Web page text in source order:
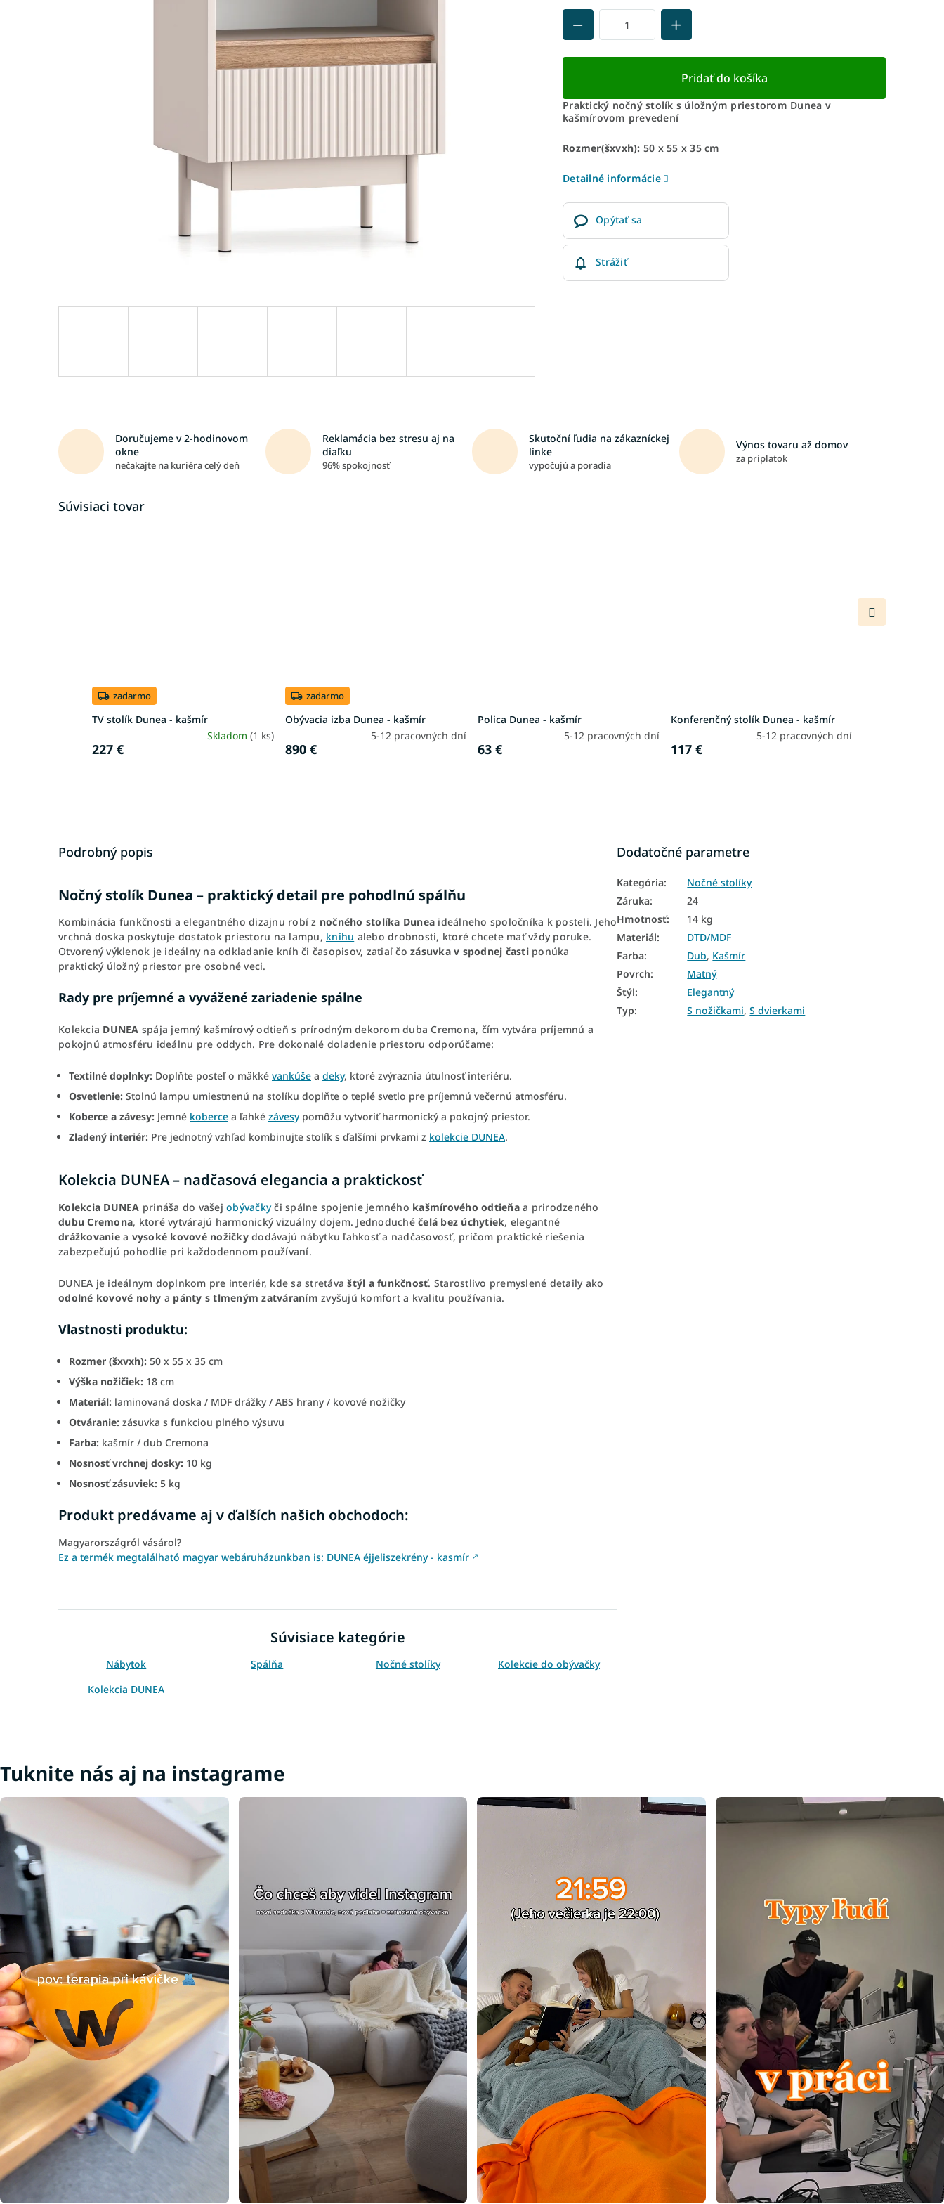
Pridať do košíka
Praktický nočný stolík s úložným priestorom Dunea v
kašmírovom prevedení
Rozmer(šxvxh): 50 x 55 x 35 cm
Detailné informácie
Opýtať sa
Strážiť
Doručujeme v 2-hodinovom
okne
nečakajte na kuriéra celý deň
Reklamácia bez stresu aj na
diaľku
96% spokojnosť
Skutoční ľudia na zákazníckej
linke
vypočujú a poradia
Výnos tovaru až domov
za príplatok
Súvisiaci tovar
zadarmo
TV stolík Dunea - kašmír
Skladom (1 ks)
227 €
zadarmo
Obývacia izba Dunea - kašmír
5-12 pracovných dní
890 €
Polica Dunea - kašmír
5-12 pracovných dní
63 €
Konferenčný stolík Dunea - kašmír
5-12 pracovných dní
117 €
Ďalší
produkt
Podrobný popis
Nočný stolík Dunea – praktický detail pre pohodlnú spálňu
Kombinácia funkčnosti a elegantného dizajnu robí z nočného stolíka Dunea ideálneho spoločníka k posteli. Jeho
vrchná doska poskytuje dostatok priestoru na lampu, knihu alebo drobnosti, ktoré chcete mať vždy poruke.
Otvorený výklenok je ideálny na odkladanie kníh či časopisov, zatiaľ čo zásuvka v spodnej častiponúka
praktický úložný priestor pre osobné veci.
Rady pre príjemné a vyvážené zariadenie spálne
Kolekcia DUNEA spája jemný kašmírový odtieň s prírodným dekorom duba Cremona, čím vytvára príjemnú a
pokojnú atmosféru ideálnu pre oddych. Pre dokonalé doladenie priestoru odporúčame:
Textilné doplnky: Doplňte posteľ o mäkké vankúše a deky, ktoré zvýraznia útulnosť interiéru.
Osvetlenie: Stolnú lampu umiestnenú na stolíku doplňte o teplé svetlo pre príjemnú večernú atmosféru.
Koberce a závesy: Jemné koberce a ľahké závesypomôžu vytvoriť harmonický a pokojný priestor.
Zladený interiér: Pre jednotný vzhľad kombinujte stolík s ďalšími prvkami z kolekcie DUNEA.
Kolekcia DUNEA – nadčasová elegancia a praktickosť
Kolekcia DUNEA prináša do vašej obývačkyči spálne spojenie jemného kašmírového odtieňaa prirodzeného
dubu Cremona, ktoré vytvárajú harmonický vizuálny dojem. Jednoduchéčelá bez úchytiek, elegantné
drážkovaniea vysoké kovové nožičkydodávajú nábytku ľahkosť a nadčasovosť, pričom praktické riešenia
zabezpečujú pohodlie pri každodennom používaní.
DUNEA je ideálnym doplnkom pre interiér, kde sa stretávaštýl a funkčnosť. Starostlivo premyslené detaily ako
odolné kovové nohy a pánty s tlmeným zatváraním zvyšujú komfort a kvalitu používania.
Vlastnosti produktu:
Rozmer (šxvxh): 50 x 55 x 35 cm
Výška nožičiek: 18 cm
Materiál: laminovaná doska / MDF drážky / ABS hrany / kovové nožičky
Otváranie: zásuvka s funkciou plného výsuvu
Farba: kašmír / dub Cremona
Nosnosť vrchnej dosky: 10 kg
Nosnosť zásuviek: 5 kg
Produkt predávame aj v ďalších našich obchodoch:
Magyarországról vásárol?
Ez a termék megtalálható magyar webáruházunkban is: DUNEA éjjeliszekrény - kasmír ↗
Súvisiace kategórie
Nábytok Spálňa Nočné stolíky
Kolekcie do obývačky
Kolekcia DUNEA
Dodatočné parametre
Kategória:
Nočné stolíky
Záruka:
24
Hmotnosť:
14 kg
Materiál:
DTD/MDF
Farba: Dub, Kašmír
Povrch:
Matný
Štýl:
Elegantný
Typ: S nožičkami,S dvierkami
Tuknite nás aj na instagrame